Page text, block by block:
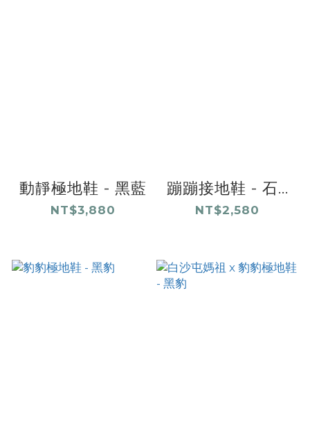
動靜極地鞋 - 黑藍
NT$3,880
蹦蹦接地鞋 - 石...
NT$2,580